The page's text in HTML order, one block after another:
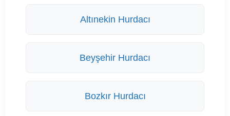
Altınekin Hurdacı
Beyşehir Hurdacı
Bozkır Hurdacı